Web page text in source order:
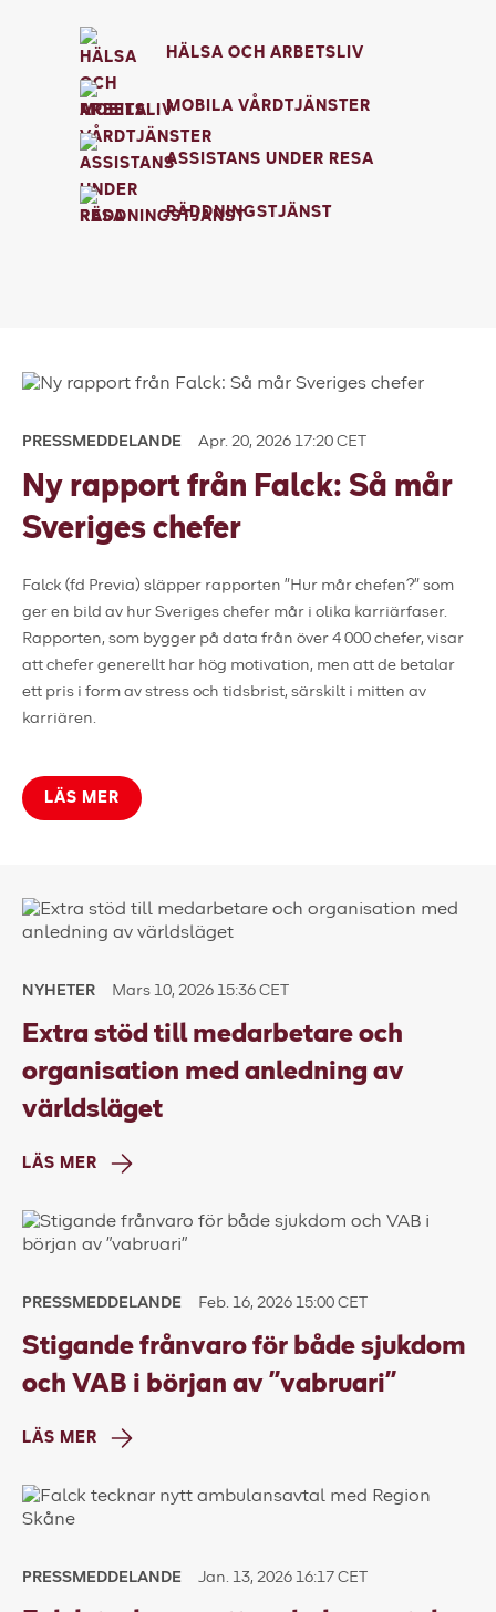
HÄLSA OCH ARBETSLIV
MOBILA VÅRDTJÄNSTER
ASSISTANS UNDER RESA
RÄDDNINGSTJÄNST
PRESSMEDDELANDE Apr. 20, 2026 17:20 CET
Ny rapport från Falck: Så mår
Sveriges chefer
Falck (fd Previa) släpper rapporten ”Hur mår chefen?” som
ger en bild av hur Sveriges chefer mår i olika karriärfaser.
Rapporten, som bygger på data från över 4 000 chefer, visar
att chefer generellt har hög motivation, men att de betalar
ett pris i form av stress och tidsbrist, särskilt i mitten av
karriären.
LÄS MER
NYHETER Mars 10, 2026 15:36 CET
Extra stöd till medarbetare och
organisation med anledning av
världsläget
LÄS MER
PRESSMEDDELANDE Feb. 16, 2026 15:00 CET
Stigande frånvaro för både sjukdom
och VAB i början av ”vabruari”
LÄS MER
PRESSMEDDELANDE Jan. 13, 2026 16:17 CET